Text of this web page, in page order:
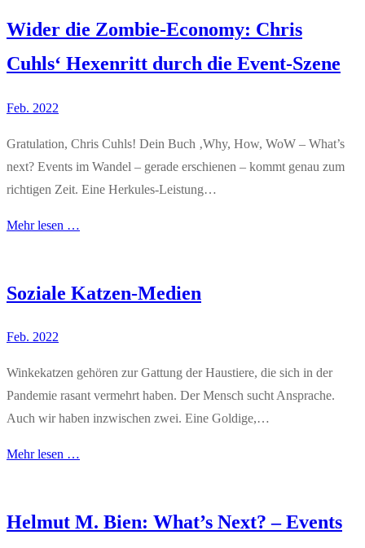
Wider die Zombie-Economy: Chris
Cuhls‘ Hexenritt durch die Event-Szene
Feb. 2022
Gratulation, Chris Cuhls! Dein Buch ‚Why, How, WoW – What’s
next? Events im Wandel – gerade erschienen – kommt genau zum
richtigen Zeit. Eine Herkules-Leistung…
Mehr lesen …
Soziale Katzen-Medien
Feb. 2022
Winkekatzen gehören zur Gattung der Haustiere, die sich in der
Pandemie rasant vermehrt haben. Der Mensch sucht Ansprache.
Auch wir haben inzwischen zwei. Eine Goldige,…
Mehr lesen …
Helmut M. Bien: What’s Next? – Events